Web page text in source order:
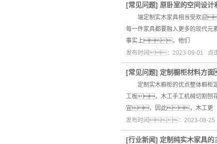
[常见问题] 原卧室的空间设计
端定制实木家具相当受欢迎
每一件家具都要融入更多的现
事实上，他们
发布时间：2023-09-01 点
[常见问题] 定制橱柜材料方
定制实木橱柜的优点整体橱
工板，木工手工机械切割刨
宜，因此，木工更
发布时间：2023-08-
[行业新闻] 定制纯实木家具的